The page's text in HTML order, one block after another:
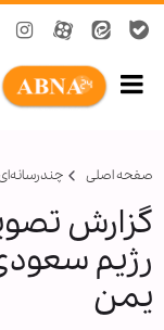
صفحه اصلی
گزارش
رژیم
یمن